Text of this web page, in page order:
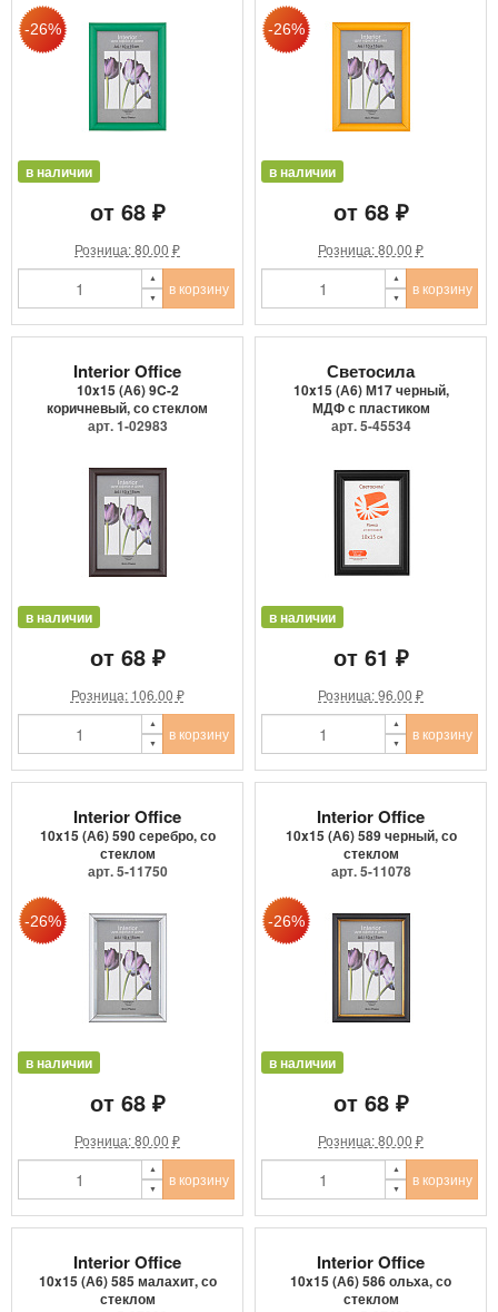
в наличии
от 68 ₽
Розница: 80.00 ₽
в корзину
в наличии
от 68 ₽
Розница: 80.00 ₽
в корзину
Interior Office
10x15 (А6) 9C-2
коричневый, со стеклом
арт. 1-02983
в наличии
от 68 ₽
Розница: 106.00 ₽
в корзину
Светосила
10x15 (А6) М17 черный,
МДФ с пластиком
арт. 5-45534
в наличии
от 61 ₽
Розница: 96.00 ₽
в корзину
Interior Office
10x15 (А6) 590 серебро, со
стеклом
арт. 5-11750
в наличии
от 68 ₽
Розница: 80.00 ₽
в корзину
Interior Office
10x15 (А6) 589 черный, со
стеклом
арт. 5-11078
в наличии
от 68 ₽
Розница: 80.00 ₽
в корзину
Interior Office
10x15 (А6) 585 малахит, со
стеклом
Interior Office
10x15 (А6) 586 ольха, со
стеклом